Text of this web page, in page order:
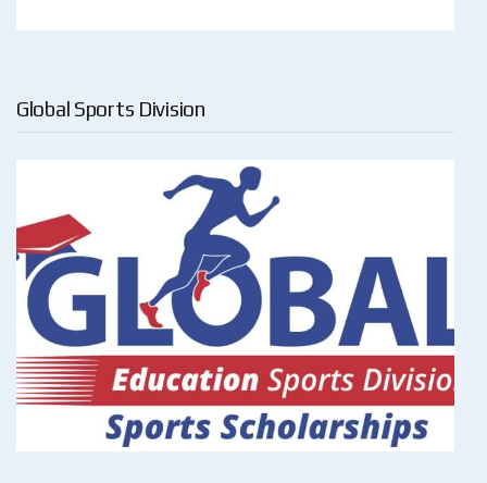
Global Sports Division